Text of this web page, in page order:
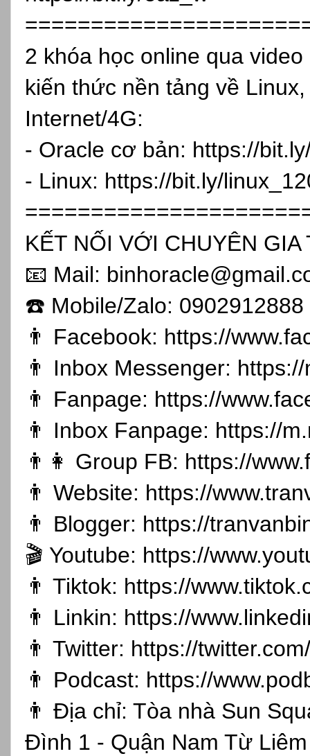
2 khóa học online qua
kiến thức nền tảng về
Internet/4G:
- Oracle cơ bản: https://
- Linux: https://bit.ly/
KẾT NỐI VỚI CHUYÊN GIA
📧 Mail:
☎️ Mobile/Zalo: 0902912888
👨 Facebook: https://
👨 Inbox Messenger:
👨 Fanpage: https://
👨 Inbox Fanpage: https://
👨👩 Group FB: https://
👨 Website: https://
👨 Blogger: https://
🎬 Youtube: https://
👨 Tiktok: https://
👨 Linkin: https://
👨 Twitter: https://
👨 Podcast: https://
👨 Địa chỉ: Tòa nhà Sun
Đình 1 - Quận Nam Từ Liêm